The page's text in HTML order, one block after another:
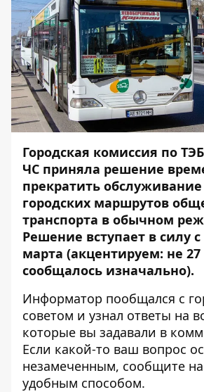
Городская комиссия по
ЧС приняла решение
прекратить обслуживание
городских маршрутов
транспорта в обычном
Решение вступает в силу с
марта (акцентируем: не
сообщалось изначально).
Информатор пообщался с
советом и узнал ответы на
которые вы задавали в
Если какой-то ваш вопрос
незамеченным, сообщите
удобным способом.